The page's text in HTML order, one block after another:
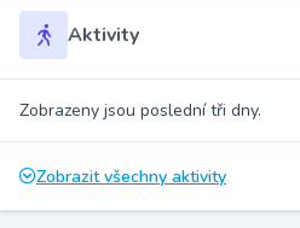
Aktivity
Zobrazeny jsou poslední tři dny.
Zobrazit všechny aktivity